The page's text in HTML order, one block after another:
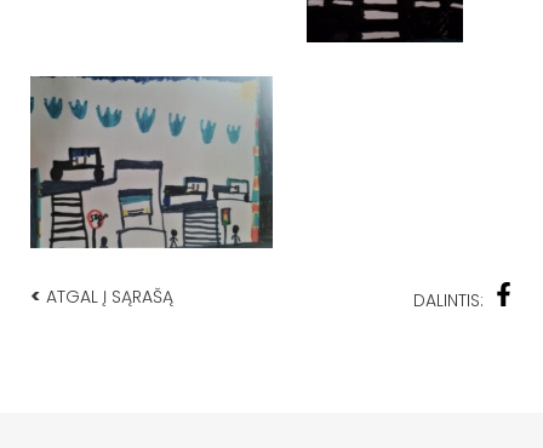
< ATGAL Į SĄRAŠĄ DALINTIS: